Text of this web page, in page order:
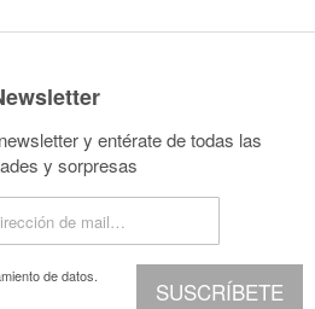
y entérate de todas las
y sorpresas
SUSCRÍBETE
de datos.